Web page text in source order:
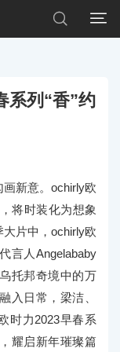


系列“香”约
画新意。ochirly欧
将时装化为想象
片中，ochirly欧
言人Angelababy
托邦奇境中的万
入日常，梁洁、
时力2023早春系
耀启新年璀璨篇